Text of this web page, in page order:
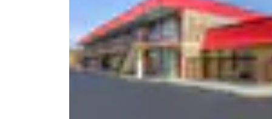
Ireland
United
English
Asia-Pacífico